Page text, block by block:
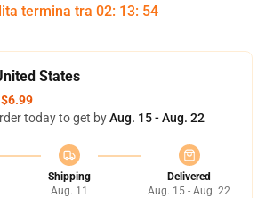
termina tra 02: 13: 53
States
$6.99
today to get byAug. 15 - Aug. 22
Shipping
Aug. 11
Delivered
Aug. 15 - Aug. 22